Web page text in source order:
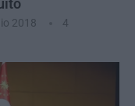
2018
4